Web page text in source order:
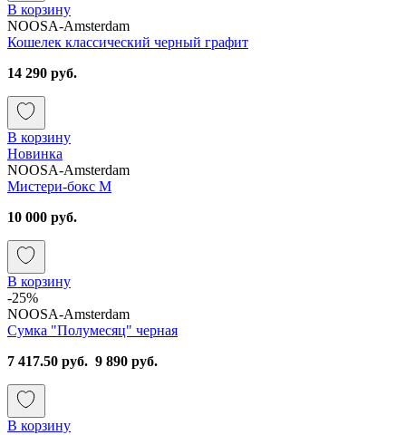
В корзину
NOOSA-Amsterdam
Кошелек классический черный графит
14 290 руб.
В корзину
Новинка
NOOSA-Amsterdam
Мистери-бокс M
10 000 руб.
В корзину
-25%
NOOSA-Amsterdam
Сумка "Полумесяц" черная
7 417.50 руб. 9 890 руб.
В корзину